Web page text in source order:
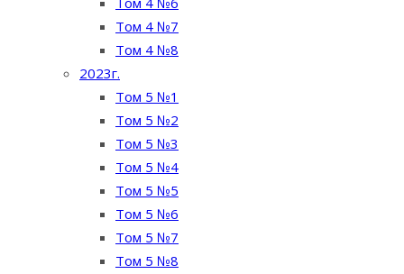
Том 4 №7
Том 4 №8
2023г.
Том 5 №1
Том 5 №2
Том 5 №3
Том 5 №4
Том 5 №5
Том 5 №6
Том 5 №7
Том 5 №8